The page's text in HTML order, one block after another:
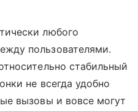
любого
пользователями.
стабильный
не всегда удобно
вызовы и вовсе могут